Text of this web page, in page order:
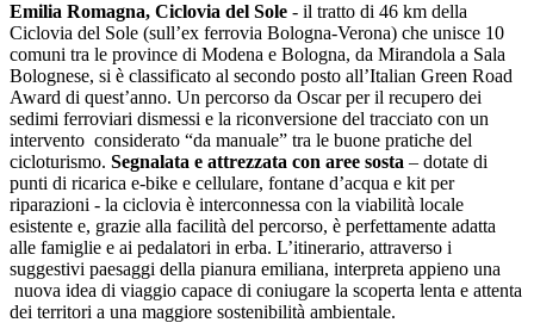
Emilia Romagna, Ciclovia del Sole - il tratto di 46 km della
Ciclovia del Sole (sull’ex ferrovia Bologna-Verona) che unisce 10
comuni tra le province di Modena e Bologna, da Mirandola a Sala
Bolognese, si è classificato al secondo posto all’Italian Green Road
Award di quest’anno. Un percorso da Oscar per il recupero dei
sedimi ferroviari dismessi e la riconversione del tracciato con un
intervento considerato “da manuale” tra le buone pratiche del
cicloturismo. Segnalata e attrezzata con aree sosta – dotate di
punti di ricarica e-bike e cellulare, fontane d’acqua e kit per
riparazioni - la ciclovia è interconnessa con la viabilità locale
esistente e, grazie alla facilità del percorso, è perfettamente adatta
alle famiglie e ai pedalatori in erba. L’itinerario, attraverso i
suggestivi paesaggi della pianura emiliana, interpreta appieno una
nuova idea di viaggio capace di coniugare la scoperta lenta e attenta
dei territori a una maggiore sostenibilità ambientale.